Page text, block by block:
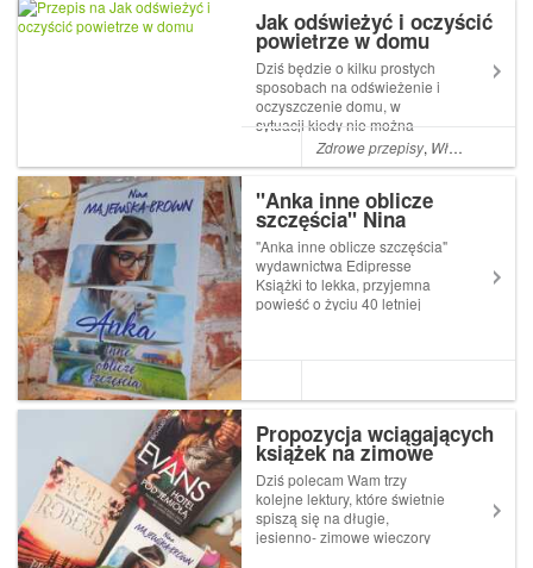
Jak odświeżyć i oczyścić
powietrze w domu
Dziś będzie o kilku prostych
sposobach na odświeżenie i
oczyszczenie domu, w
sytuacji kiedy nie można
otworzyć okna. Ostatnio to
dość częste ze względu na
dla Was kilka sposobów, które
są proste i efektywne
Zdrowe przepisy, Właściwości naturalnych produktów
"Anka inne oblicze
szczęścia" Nina
Majewska- Brown
"Anka inne oblicze szczęścia"
wydawnictwa Edipresse
Książki to lekka, przyjemna
powieść o życiu 40 letniej
spełnienia, miłości i
Propozycja wciągających
książek na zimowe
wieczory
Dziś polecam Wam trzy
kolejne lektury, które świetnie
spiszą się na długie,
jesienno- zimowe wieczory